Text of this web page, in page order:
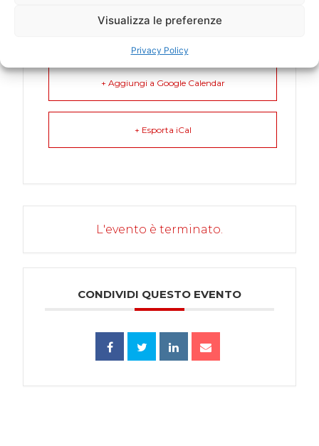
Visualizza le preferenze
Privacy Policy
+ Aggiungi a Google Calendar
+ Esporta iCal
L'evento è terminato.
CONDIVIDI QUESTO EVENTO